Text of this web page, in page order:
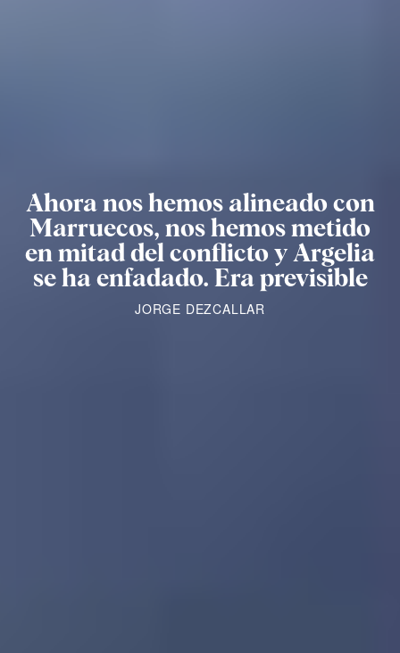
Ahora nos hemos alineado con
Marruecos, nos hemos metido
en mitad del conflicto y Argelia
se ha enfadado. Era previsible
JORGE DEZCALLAR